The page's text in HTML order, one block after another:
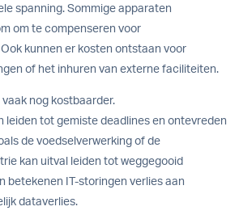
spanning. Sommige apparaten
om te compenseren voor
kunnen er kosten ontstaan voor
of het inhuren van externe faciliteiten.
nog kostbaarder.
leiden tot gemiste deadlines en ontevreden
de voedselverwerking of de
kan uitval leiden tot weggegooid
betekenen IT-storingen verlies aan
dataverlies.